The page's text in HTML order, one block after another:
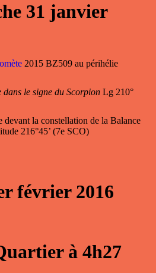
31 janvier
2015 BZ509 au périhélie
le signe du Scorpion Lg 210°
la constellation de la Balance
216°45’ (7e SCO)
février 2016
à 4h27